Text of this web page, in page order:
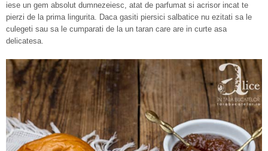
iese un gem absolut dumnezeiesc, atat de parfumat si acrisor incat te
pierzi de la prima lingurita. Daca gasiti piersici salbatice nu ezitati sa le
culegeti sau sa le cumparati de la un taran care are in curte asa
delicatesa.